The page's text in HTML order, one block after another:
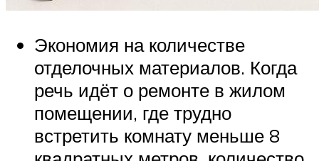
Экономия на количестве
отделочных материалов. Когда
речь идёт о ремонте в жилом
помещении, где трудно
встретить комнату меньше 8